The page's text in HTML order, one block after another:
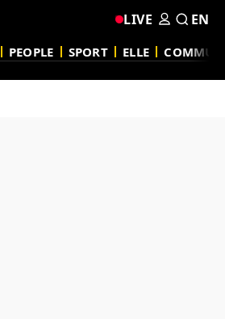
PEOPLE SPORT ELLE
LIVE EN